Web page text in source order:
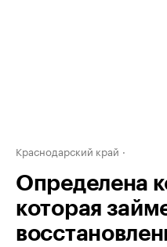
Краснодарский край
Определена
которая